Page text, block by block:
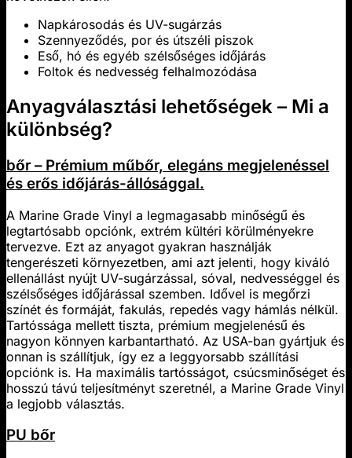
Napkárosodás és UV-sugárzás
Szennyeződés, por és útszéli piszok
Eső, hó és egyéb szélsőséges időjárás
Foltok és nedvesség felhalmozódása
Anyagválasztási lehetőségek – Mi a
különbség?
bőr – Prémium műbőr, elegáns megjelenéssel
és erős időjárás-állósággal.
A Marine Grade Vinyl a legmagasabb minőségű és
legtartósabb opciónk, extrém kültéri körülményekre
tervezve. Ezt az anyagot gyakran használják
tengerészeti környezetben, ami azt jelenti, hogy kiváló
ellenállást nyújt UV-sugárzással, sóval, nedvességgel és
szélsőséges időjárással szemben. Idővel is megőrzi
színét és formáját, fakulás, repedés vagy hámlás nélkül.
Tartóssága mellett tiszta, prémium megjelenésű és
nagyon könnyen karbantartható. Az USA-ban gyártjuk és
onnan is szállítjuk, így ez a leggyorsabb szállítási
opciónk is. Ha maximális tartósságot, csúcsminőséget és
hosszú távú teljesítményt szeretnél, a Marine Grade Vinyl
a legjobb választás.
PU bőr